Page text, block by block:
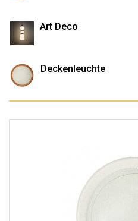
Art Deco
Deckenleuchte